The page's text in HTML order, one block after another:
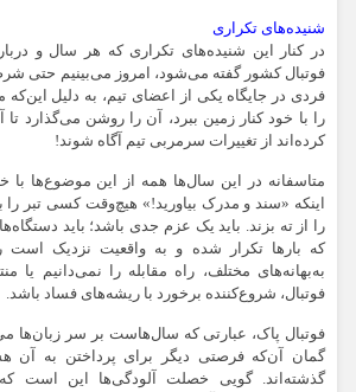
شنیده‌های تکراری
در کنار این شنیده‌های تکراری که هر سال و
فوتبال کشور گفته می‌شود، امروز می‌بینیم حتی
فردی در جایگاه یکی از اعضای تیم، به دلیل
را با خود کنار زمین ببرد، آن را روشن می‌گذارد تا
کرده‌اند از تغییرات سرمربی تیم آگاه شوند!
متاسفانه در این سال‌ها همه از این موضوع‌ها با
اینکه «سند و مدرک بیاورید!» هیچ‌وقت کسی تبر را
را از ته بزند. باید یک عزم جدی باشد؛ باید
که بارها تکرار شده و به واقعیت نزدیک است
به‌بهانه‌های مختلف، راه مقابله را نمی‌دانیم یا
فوتبال، شروع‌کننده برخورد با ریشه‌های فساد باشد.
فوتبال پاک، عبارتی که سال‌هاست بر سر زبان‌ها
گمان آن‌که فرصتی دیگر برای پرداختن به
گذشته‌اند. گویی خصلت آلودگی‌ها این است